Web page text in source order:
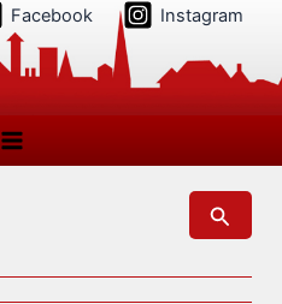
Facebook Instagram
Suchen